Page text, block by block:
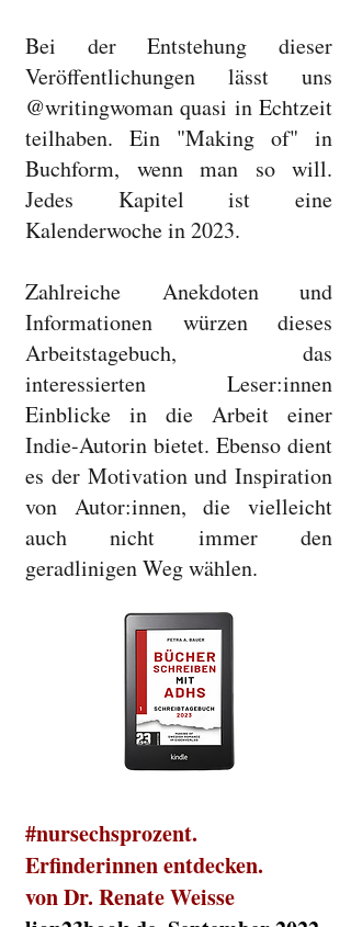
Bei der Entstehung dieser
Veröffentlichungen lässt uns
@writingwoman quasi in Echtzeit
teilhaben. Ein "Making of" in
Buchform, wenn man so will.
Jedes Kapitel ist eine
Kalenderwoche in 2023.
Zahlreiche Anekdoten und
Informationen würzen dieses
Arbeitstagebuch, das
interessierten Leser:innen
Einblicke in die Arbeit einer
Indie-Autorin bietet. Ebenso dient
es der Motivation und Inspiration
von Autor:innen, die vielleicht
auch nicht immer den
geradlinigen Weg wählen.
#nursechsprozent.
Erfinderinnen entdecken.
von Dr. Renate Weisse